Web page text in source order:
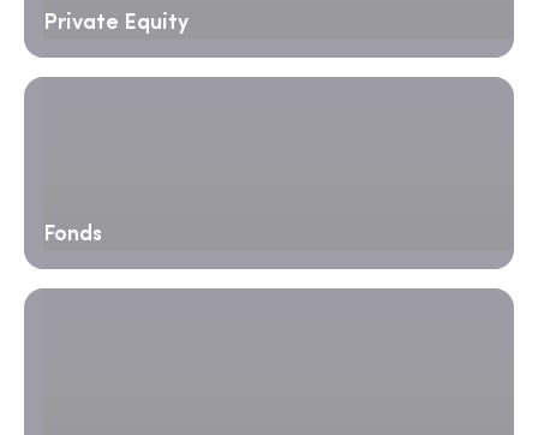
Private Equity
Fonds